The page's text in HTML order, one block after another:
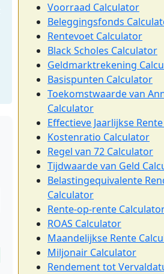
Voorraad Calculator
Beleggingsfonds
Rentevoet Calculator
Black Scholes Calculator
Geldmarktrekening
Basispunten Calculator
Toekomstwaarde van
Calculator
Effectieve Jaarlijkse
Kostenratio Calculator
Regel van 72 Calculator
Tijdwaarde van Geld
Belastingequivalente
Calculator
Rente-op-rente
ROAS Calculator
Maandelijkse Rente
Miljonair Calculator
Rendement tot